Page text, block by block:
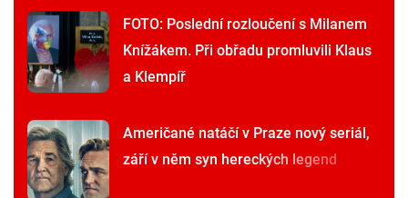
FOTO: Poslední rozloučení s Milanem
Knížákem. Při obřadu promluvili Klaus
a Klempíř
Američané natáčí v Praze nový seriál,
září v něm syn hereckých legend